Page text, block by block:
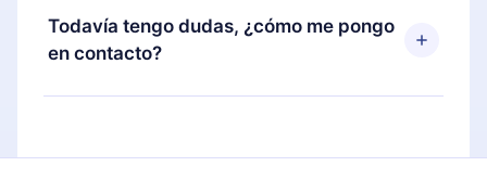
También puedes leer o escuchar tus títulos
favoritos sin conexión y desafiarte con un
puedes cancelar en cualquier momento y el
próximo ciclo de facturación no ocurrirá.
Todavía tengo dudas, ¿cómo me pongo
en contacto?
Siéntete libre de contactarnos en